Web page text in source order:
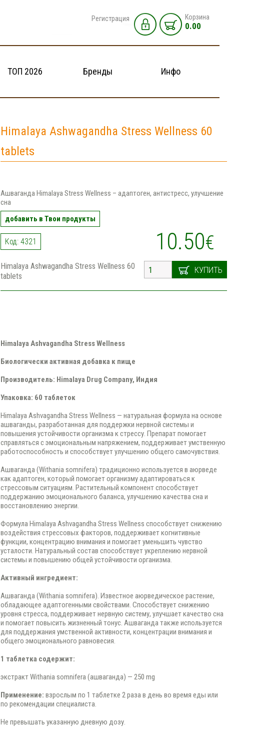
Регистрация Корзина
0.00
ТОП 2026 Бренды Инфо
Himalaya Ashwagandha Stress Wellness 60
tablets
Ашваганда Himalaya Stress Wellness – адаптоген, антистресс, улучшение
сна
добавить в Твои продукты
Код: 4321 10.50€
КУПИТЬ
Himalaya Ashwagandha Stress Wellness 60
tablets
Himalaya Ashvagandha Stress Wellness
Биологически активная добавка к пище
Производитель: Himalaya Drug Company, Индия
Упаковка: 60 таблеток
Himalaya Ashvagandha Stress Wellness — натуральная формула на основе
ашваганды, разработанная для поддержки нервной системы и
повышения устойчивости организма к стрессу. Препарат помогает
справляться с эмоциональным напряжением, поддерживает умственную
работоспособность и способствует улучшению общего самочувствия.
Ашваганда (Withania somnifera) традиционно используется в аюрведе
как адаптоген, который помогает организму адаптироваться к
стрессовым ситуациям. Растительный компонент способствует
поддержанию эмоционального баланса, улучшению качества сна и
восстановлению энергии.
Формула Himalaya Ashvagandha Stress Wellness способствует снижению
воздействия стрессовых факторов, поддерживает когнитивные
функции, концентрацию внимания и помогает уменьшить чувство
усталости. Натуральный состав способствует укреплению нервной
системы и повышению общей устойчивости организма.
Активный ингредиент:
Ашваганда (Withania somnifera). Известное аюрведическое растение,
обладающее адаптогенными свойствами. Способствует снижению
уровня стресса, поддерживает нервную систему, улучшает качество сна
и помогает повысить жизненный тонус. Ашваганда также используется
для поддержания умственной активности, концентрации внимания и
общего эмоционального равновесия.
1 таблетка содержит:
экстракт Withania somnifera (ашваганда) — 250 mg
Применение: взрослым по 1 таблетке 2 раза в день во время еды или
по рекомендации специалиста.
Не превышать указанную дневную дозу.